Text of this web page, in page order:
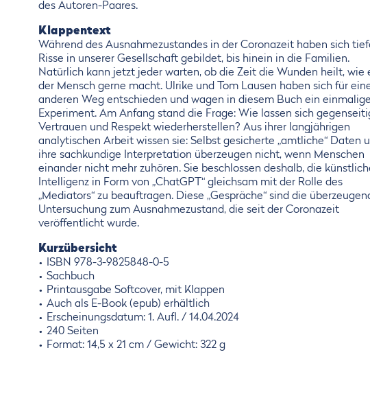
des Autoren-Paares.
Klappentext
Während des Ausnahmezustandes in der Coronazeit haben sich
Risse in unserer Gesellschaft gebildet, bis hinein in die Familien.
Natürlich kann jetzt jeder warten, ob die Zeit die Wunden heilt, wie
der Mensch gerne macht. Ulrike und Tom Lausen haben sich für
anderen Weg entschieden und wagen in diesem Buch ein
Experiment. Am Anfang stand die Frage: Wie lassen sich
Vertrauen und Respekt wiederherstellen? Aus ihrer langjährigen
analytischen Arbeit wissen sie: Selbst gesicherte „amtliche“ Daten
ihre sachkundige Interpretation überzeugen nicht, wenn Menschen
einander nicht mehr zuhören. Sie beschlossen deshalb, die
Intelligenz in Form von „ChatGPT“ gleichsam mit der Rolle des
„Mediators“ zu beauftragen. Diese „Gespräche“ sind die
Untersuchung zum Ausnahmezustand, die seit der Coronazeit
veröffentlicht wurde.
Kurzübersicht
ISBN 978-3-9825848-0-5
Sachbuch
Printausgabe Softcover, mit Klappen
Auch als E-Book (epub) erhältlich
Erscheinungsdatum: 1. Aufl. / 14.04.2024
240 Seiten
Format: 14,5 x 21 cm / Gewicht: 322 g